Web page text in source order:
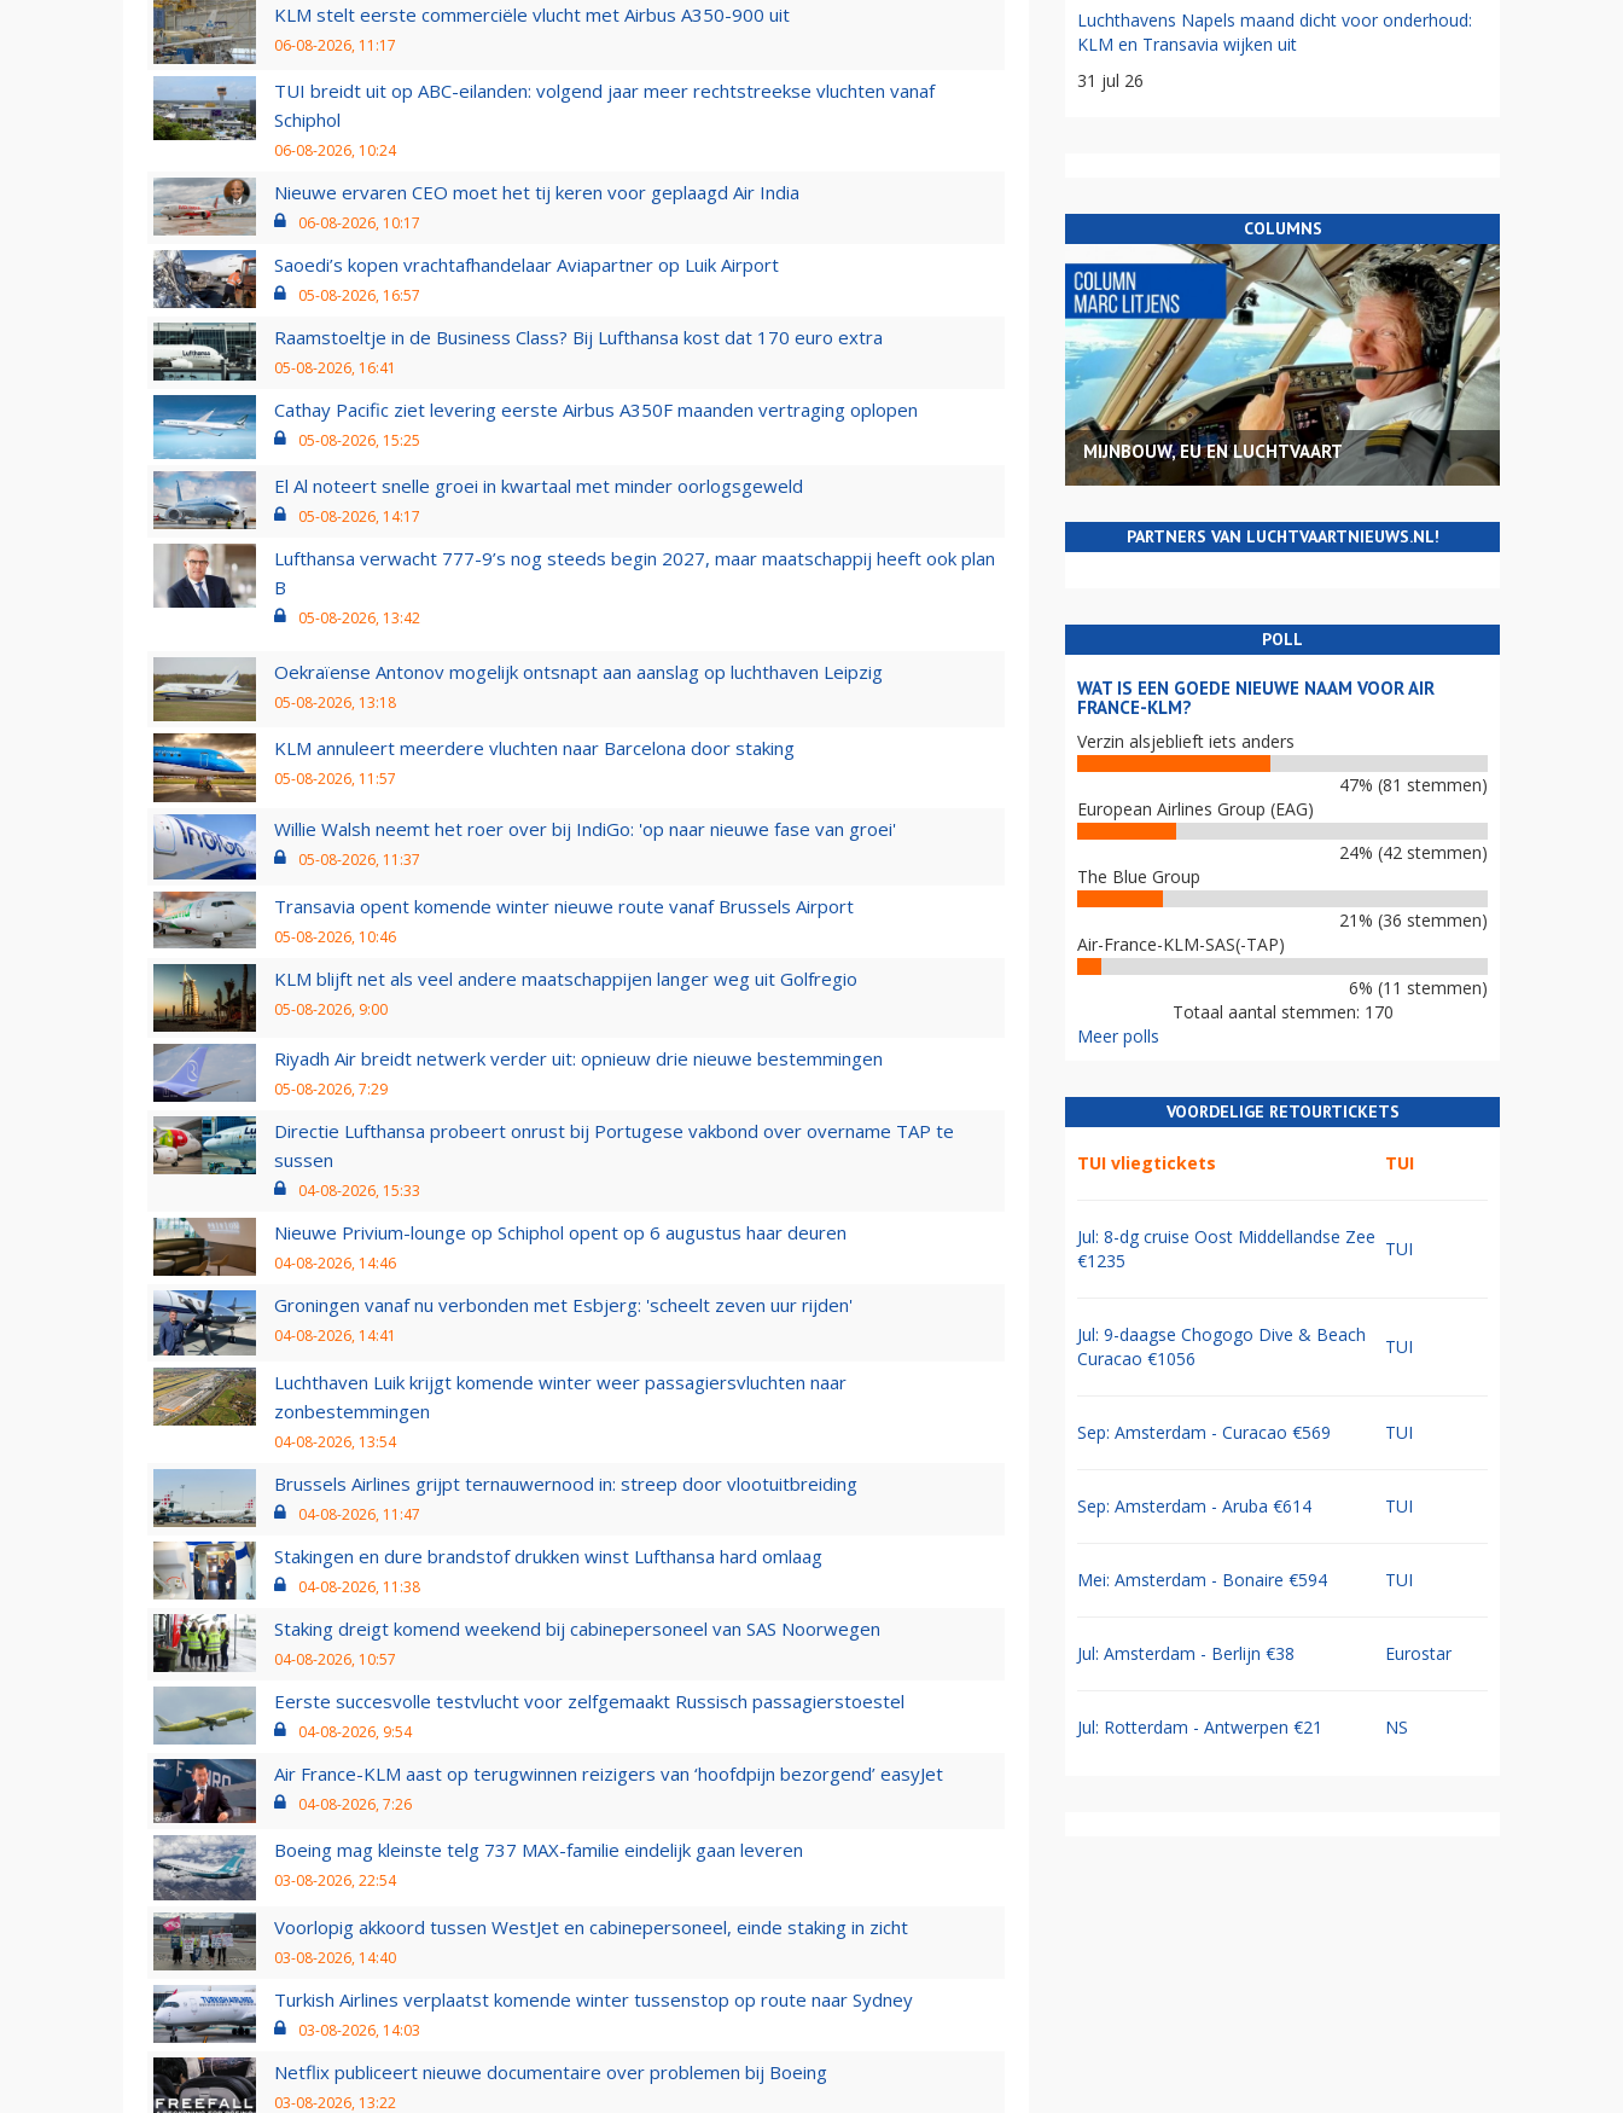
KLM stelt eerste commerciële vlucht met Airbus A350-900 uit
06-08-2026, 11:17
TUI breidt uit op ABC-eilanden: volgend jaar meer rechtstreekse vluchten vanaf
Schiphol
06-08-2026, 10:24
Nieuwe ervaren CEO moet het tij keren voor geplaagd Air India
06-08-2026, 10:17
Saoedi’s kopen vrachtafhandelaar Aviapartner op Luik Airport
05-08-2026, 16:57
Raamstoeltje in de Business Class? Bij Lufthansa kost dat 170 euro extra
05-08-2026, 16:41
Cathay Pacific ziet levering eerste Airbus A350F maanden vertraging oplopen
05-08-2026, 15:25
El Al noteert snelle groei in kwartaal met minder oorlogsgeweld
05-08-2026, 14:17
Lufthansa verwacht 777-9’s nog steeds begin 2027, maar maatschappij heeft ook plan
B
05-08-2026, 13:42
Oekraïense Antonov mogelijk ontsnapt aan aanslag op luchthaven Leipzig
05-08-2026, 13:18
KLM annuleert meerdere vluchten naar Barcelona door staking
05-08-2026, 11:57
Willie Walsh neemt het roer over bij IndiGo: 'op naar nieuwe fase van groei'
05-08-2026, 11:37
Transavia opent komende winter nieuwe route vanaf Brussels Airport
05-08-2026, 10:46
KLM blijft net als veel andere maatschappijen langer weg uit Golfregio
05-08-2026, 9:00
Riyadh Air breidt netwerk verder uit: opnieuw drie nieuwe bestemmingen
05-08-2026, 7:29
Directie Lufthansa probeert onrust bij Portugese vakbond over overname TAP te
sussen
04-08-2026, 15:33
Nieuwe Privium-lounge op Schiphol opent op 6 augustus haar deuren
04-08-2026, 14:46
Groningen vanaf nu verbonden met Esbjerg: 'scheelt zeven uur rijden'
04-08-2026, 14:41
Luchthaven Luik krijgt komende winter weer passagiersvluchten naar
zonbestemmingen
04-08-2026, 13:54
Brussels Airlines grijpt ternauwernood in: streep door vlootuitbreiding
04-08-2026, 11:47
Stakingen en dure brandstof drukken winst Lufthansa hard omlaag
04-08-2026, 11:38
Staking dreigt komend weekend bij cabinepersoneel van SAS Noorwegen
04-08-2026, 10:57
Eerste succesvolle testvlucht voor zelfgemaakt Russisch passagierstoestel
04-08-2026, 9:54
Air France-KLM aast op terugwinnen reizigers van ‘hoofdpijn bezorgend’ easyJet
04-08-2026, 7:26
Boeing mag kleinste telg 737 MAX-familie eindelijk gaan leveren
03-08-2026, 22:54
Voorlopig akkoord tussen WestJet en cabinepersoneel, einde staking in zicht
03-08-2026, 14:40
Turkish Airlines verplaatst komende winter tussenstop op route naar Sydney
03-08-2026, 14:03
Netflix publiceert nieuwe documentaire over problemen bij Boeing
03-08-2026, 13:22
Luchthavens Napels maand dicht voor onderhoud:
KLM en Transavia wijken uit
31 jul 26
COLUMNS
MIJNBOUW, EU EN LUCHTVAART
PARTNERS VAN LUCHTVAARTNIEUWS.NL!
POLL
WAT IS EEN GOEDE NIEUWE NAAM VOOR AIR
FRANCE-KLM?
Verzin alsjeblieft iets anders
47% (81 stemmen)
European Airlines Group (EAG)
24% (42 stemmen)
The Blue Group
21% (36 stemmen)
Air-France-KLM-SAS(-TAP)
6% (11 stemmen)
Totaal aantal stemmen: 170
Meer polls
VOORDELIGE RETOURTICKETS
TUI vliegtickets TUI
Jul: 8-dg cruise Oost Middellandse Zee
€1235
TUI
Jul: 9-daagse Chogogo Dive & Beach
Curacao €1056
TUI
Sep: Amsterdam - Curacao €569 TUI
Sep: Amsterdam - Aruba €614 TUI
Mei: Amsterdam - Bonaire €594 TUI
Jul: Amsterdam - Berlijn €38 Eurostar
Jul: Rotterdam - Antwerpen €21 NS